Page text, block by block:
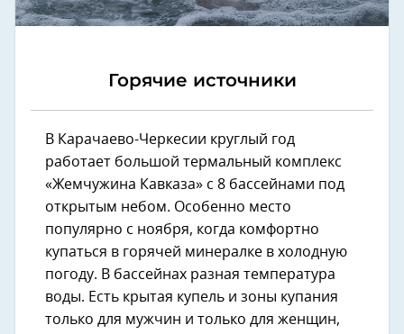
Горячие источники
В Карачаево-Черкесии круглый год
работает большой термальный комплекс
«Жемчужина Кавказа» с 8 бассейнами под
открытым небом. Особенно место
популярно с ноября, когда комфортно
купаться в горячей минералке в холодную
погоду. В бассейнах разная температура
воды. Есть крытая купель и зоны купания
только для мужчин и только для женщин,